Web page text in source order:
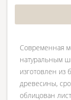
Современная
натуральным
изготовлен из
древесины,
облицован